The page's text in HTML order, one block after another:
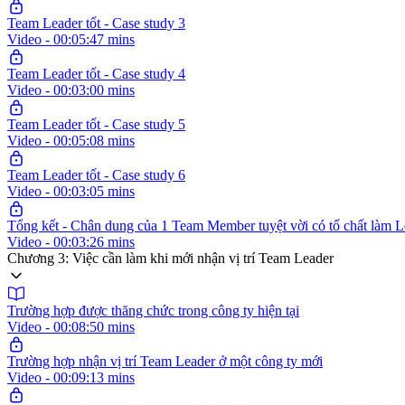
Team Leader tốt - Case study 3
Video - 00:05:47 mins
Team Leader tốt - Case study 4
Video - 00:03:00 mins
Team Leader tốt - Case study 5
Video - 00:05:08 mins
Team Leader tốt - Case study 6
Video - 00:03:05 mins
Tổng kết - Chân dung của 1 Team Member tuyệt vời có tố chất làm
Video - 00:03:26 mins
Chương 3: Việc cần làm khi mới nhận vị trí Team Leader
Trường hợp được thăng chức trong công ty hiện tại
Video - 00:08:50 mins
Trường hợp nhận vị trí Team Leader ở một công ty mới
Video - 00:09:13 mins